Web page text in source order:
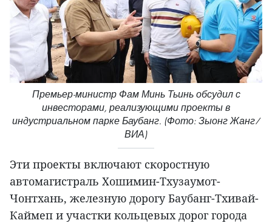
Премьер-министр Фам Минь Тьинь обсудил с
инвесторами, реализующими проекты в
индустриальном парке Баубанг. (Фото: Зыонг Жанг/
ВИА)
Эти проекты включают скоростную
автомагистраль Хошимин-Тхузаумот-
Чонтхань, железную дорогу Баубанг-Тхивай-
Каймеп и участки кольцевых дорог города